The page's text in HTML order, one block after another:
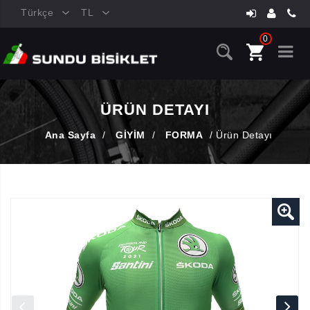
Türkçe TL
0
ÜRÜN DETAYI
Ana Sayfa / GİYİM / FORMA / Ürün Detayı